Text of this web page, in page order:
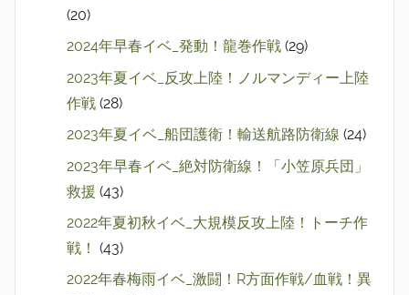
(20)
2024年早春イベ_発動！龍巻作戦 (29)
2023年夏イベ_反攻上陸！ノルマンディー上陸
作戦 (28)
2023年夏イベ_船団護衛！輸送航路防衛線 (24)
2023年早春イベ_絶対防衛線！「小笠原兵団」
救援 (43)
2022年夏初秋イベ_大規模反攻上陸！トーチ作
戦！ (43)
2022年春梅雨イベ_激闘！R方面作戦/血戦！異